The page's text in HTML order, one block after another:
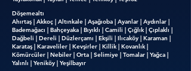
Döşemealtı
Ahırtaş | Akkoç | Altınkale | Aşağıoba | Ayanlar | Aydınlar |
Bademağacı | Bahçeyaka | Bıyıklı | Camili | Çığlık | Çıplaklı |
Dağbeli | Dereli | Düzlerçamı | Ekşili | Ilıcaköy | Karaman |
Karataş | Karaveliler | Kevşirler | Killik | Kovanlık |
Kömürcüler | Nebiler | Orta | Selimiye | Tomalar | Yağca |
Yalınlı | Yeniköy | Yeşilbayır